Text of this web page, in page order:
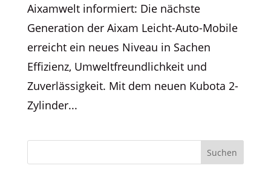
Aixamwelt informiert: Die nächste
Generation der Aixam Leicht-Auto-Mobile
erreicht ein neues Niveau in Sachen
Effizienz, Umweltfreundlichkeit und
Zuverlässigkeit. Mit dem neuen Kubota 2-
Zylinder...